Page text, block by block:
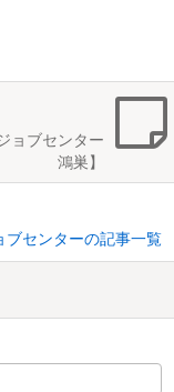
ョブセンター
鴻巣】
ブセンターの記事一覧